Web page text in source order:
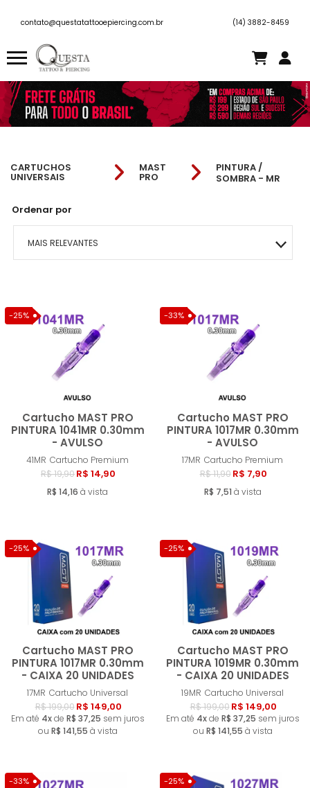
contato@questatattooepiercing.com.br (14) 3882-8459
CARTUCHOS
UNIVERSAIS
MAST
PRO
PINTURA /
SOMBRA - MR
Ordenar por
MAIS RELEVANTES
MENOR PREÇO
MAIOR PREÇO
-25%
Cartucho MAST PRO
PINTURA 1041MR 0.30mm
- AVULSO
41MR Cartucho Premium
R$ 19,90R$ 14,90
R$ 14,16 à vista
Comprar
-33%
Cartucho MAST PRO
PINTURA 1017MR 0.30mm
- AVULSO
17MR Cartucho Premium
R$ 11,90 R$ 7,90
R$ 7,51 à vista
-25%
Cartucho MAST PRO
PINTURA 1017MR 0.30mm
- CAIXA 20 UNIDADES
17MR Cartucho Universal
R$ 199,00 R$ 149,00
Em até 4xde R$ 37,25 sem juros
ou R$ 141,55 à vista
Comprar
-25%
Cartucho MAST PRO
PINTURA 1019MR 0.30mm
- CAIXA 20 UNIDADES
19MR Cartucho Universal
R$ 199,00 R$ 149,00
Em até 4xde R$ 37,25 sem juros
ou R$ 141,55 à vista
-33% -25%